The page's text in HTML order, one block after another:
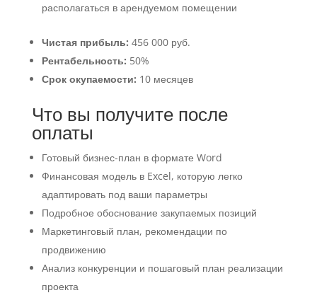
располагаться в арендуемом помещении
Чистая прибыль: 456 000 руб.
Рентабельность: 50%
Срок окупаемости: 10 месяцев
Что вы получите после
оплаты
Готовый бизнес-план в формате Word
Финансовая модель в Excel, которую легко
адаптировать под ваши параметры
Подробное обоснование закупаемых позиций
Маркетинговый план, рекомендации по
продвижению
Анализ конкуренции и пошаговый план реализации
проекта